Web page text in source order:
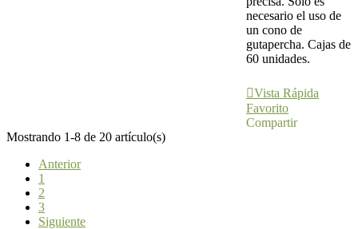
necesario el uso de
un cono de
gutapercha. Cajas de
60 unidades.
Vista Rápida
Favorito
Compartir
Mostrando 1-8 de 20 artículo(s)
Anterior
1
2
3
Siguiente